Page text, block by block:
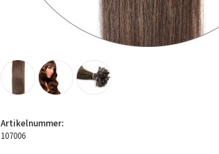
Artikelnummer:
107006